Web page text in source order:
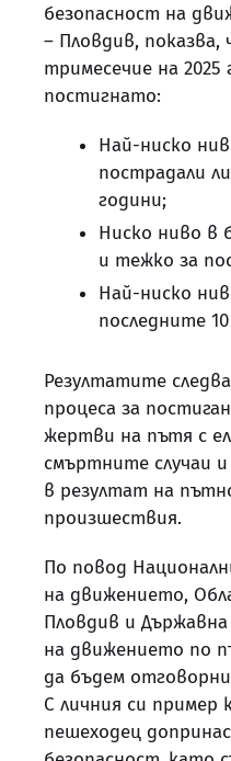
безопасност на
– Пловдив,
тримесечие на 2025
постигнато:
Най-ниско
пострадали
години;
Ниско ниво в
и тежко за
Най-ниско
последните
Резултатите
процеса за
жертви на пътя с
смъртните случаи
в резултат на
произшествия.
По повод
на движението,
Пловдив и Държавна
на движението по
да бъдем
С личния си пример
пешеходец